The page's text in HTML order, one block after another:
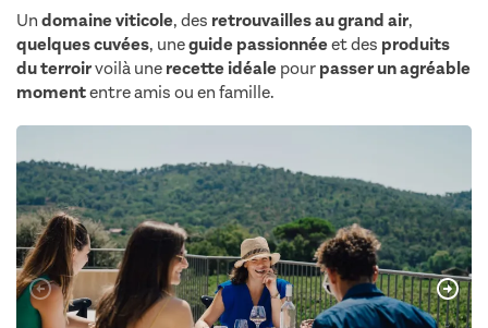
Undomaine viticole, des retrouvailles au grand air,
quelques cuvées, uneguide passionnéeet des produits
du terroirvoilà unerecette idéalepourpasser un agréable
momententre amis ou en famille.